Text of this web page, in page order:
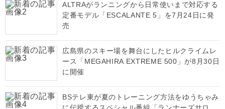
ALTRAがランニングから日常使いまで対応する
定番モデル「ESCALANTE 5」を7月24日に発
売
広島県のスキー場を舞台にしたヒルクライムレ
ース「MEGAHIRA EXTREME 500」が8月30日
に開催
BSテレ東が夏のトレーニング方法をゆうちゃみ